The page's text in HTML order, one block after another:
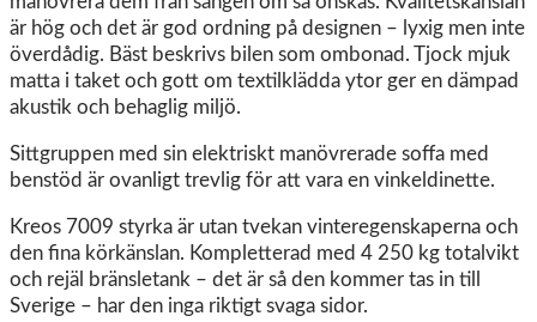
är hög och det är god ordning på designen – lyxig men inte
överdådig. Bäst beskrivs bilen som ombonad. Tjock mjuk
matta i taket och gott om textilklädda ytor ger en dämpad
akustik och behaglig miljö.
Sittgruppen med sin elektriskt manövrerade soffa med
benstöd är ovanligt trevlig för att vara en vinkeldinette.
Kreos 7009 styrka är utan tvekan vinteregenskaperna och
den fina körkänslan. Kompletterad med 4 250 kg totalvikt
och rejäl bränsletank – det är så den kommer tas in till
Sverige – har den inga riktigt svaga sidor.